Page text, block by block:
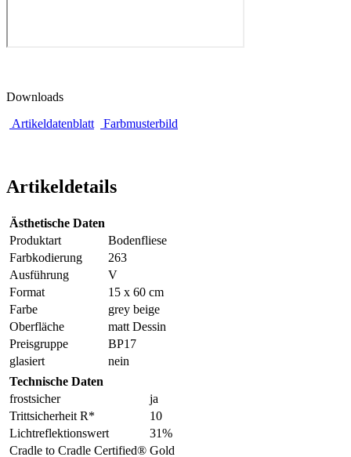
Downloads
Artikeldatenblatt
Farbmusterbild
Artikeldetails
Ästhetische Daten
Produktart
Bodenfliese
Farbkodierung
263
Ausführung
V
Format
15 x 60 cm
Farbe
grey beige
Oberfläche
matt Dessin
Preisgruppe
BP17
glasiert
nein
Technische Daten
frostsicher
ja
Trittsicherheit R*
10
Lichtreflektionswert
31%
Cradle to Cradle Certified® Gold